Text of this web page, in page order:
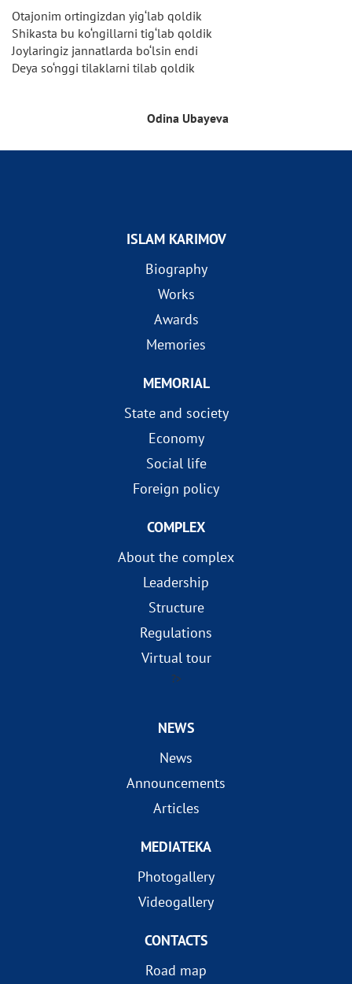
Otajonim ortingizdan yig‘lab qoldik
Shikasta bu ko‘ngillarni tig‘lab qoldik
Joylaringiz jannatlarda bo‘lsin endi
Deya so‘nggi tilaklarni tilab qoldik
Odina Ubayeva
ISLAM KARIMOV
Biography
Works
Awards
Memories
MEMORIAL
State and society
Economy
Social life
Foreign policy
COMPLEX
About the complex
Leadership
Structure
Regulations
Virtual tour
?>
NEWS
News
Announcements
Articles
MEDIATEKA
Photogallery
Videogallery
CONTACTS
Road map